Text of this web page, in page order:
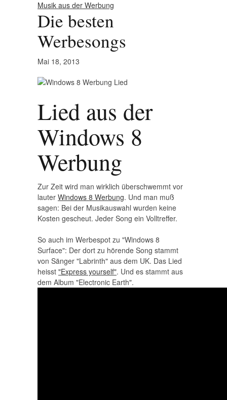
Musik aus der Werbung
Die besten
Werbesongs
Mai 18, 2013
Lied aus der
Windows 8
Werbung
Zur Zeit wird man wirklich überschwemmt vor
lauter Windows 8 Werbung. Und man muß
sagen: Bei der Musikauswahl wurden keine
Kosten gescheut. Jeder Song ein Volltreffer.
So auch im Werbespot zu "Windows 8
Surface": Der dort zu hörende Song stammt
von Sänger "Labrinth" aus dem UK. Das Lied
heisst "Express yourself". Und es stammt aus
dem Album "Electronic Earth".